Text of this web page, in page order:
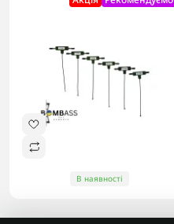
В наявності